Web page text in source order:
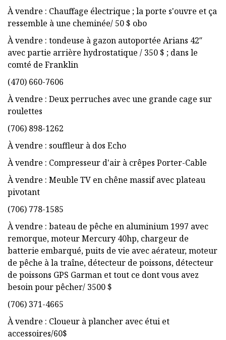
À vendre : Chauffage électrique ; la porte s'ouvre et ça
ressemble à une cheminée/ 50 $ obo
À vendre : tondeuse à gazon autoportée Arians 42″
avec partie arrière hydrostatique / 350 $ ; dans le
comté de Franklin
(470) 660-7606
À vendre : Deux perruches avec une grande cage sur
roulettes
(706) 898-1262
À vendre : souffleur à dos Echo
À vendre : Compresseur d'air à crêpes Porter-Cable
À vendre : Meuble TV en chêne massif avec plateau
pivotant
(706) 778-1585
À vendre : bateau de pêche en aluminium 1997 avec
remorque, moteur Mercury 40hp, chargeur de
batterie embarqué, puits de vie avec aérateur, moteur
de pêche à la traîne, détecteur de poissons, détecteur
de poissons GPS Garman et tout ce dont vous avez
besoin pour pêcher/ 3500 $
(706) 371-4665
À vendre : Cloueur à plancher avec étui et
accessoires/60$